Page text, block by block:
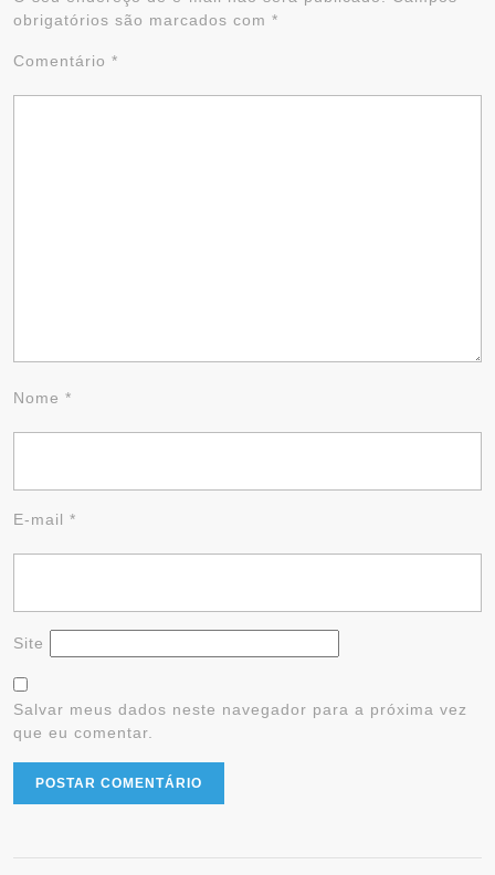
obrigatórios são marcados com *
Comentário *
Nome *
E-mail *
Site
Salvar meus dados neste navegador para a próxima vez
que eu comentar.